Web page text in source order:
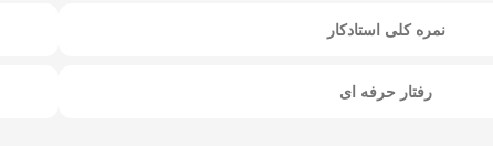
نمره کلی استادکار
رفتار حرفه ای